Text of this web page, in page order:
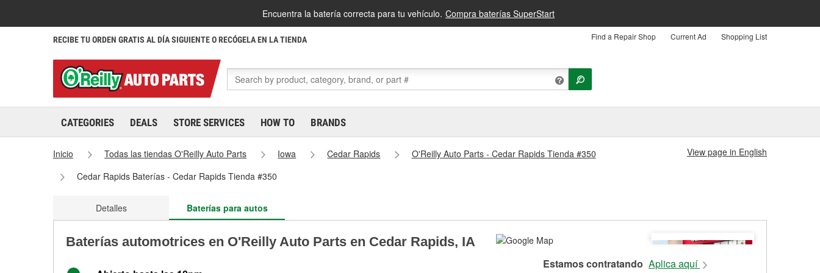
Encuentra la batería correcta para tu vehículo. Compra baterías SuperStart
RECIBE TU ORDEN GRATIS AL DÍA SIGUIENTE O RECÓGELA EN LA TIENDA Find a Repair Shop Current Ad Shopping List
CATEGORIES DEALS STORE SERVICES HOW TO BRANDS
Inicio Todas las tiendas O'Reilly Auto Parts Iowa Cedar Rapids
O'Reilly Auto Parts - Cedar Rapids Tienda #350
Cedar Rapids Baterías - Cedar Rapids Tienda #350
View page in English
Detalles Baterías para autos
Baterías automotrices en O'Reilly Auto Parts en Cedar Rapids, IA
Estamos contratando Aplica aquí